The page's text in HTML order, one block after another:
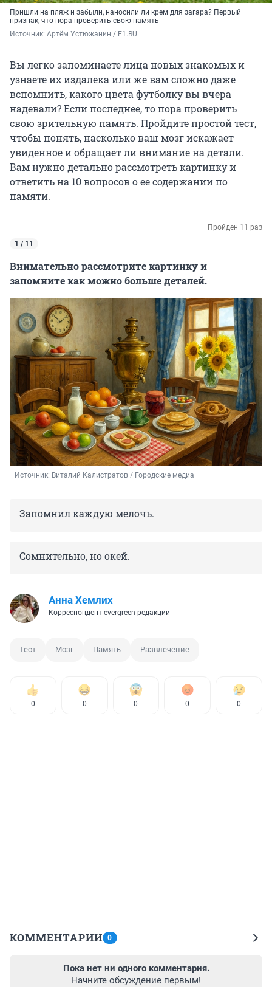
Пришли на пляж и забыли, наносили ли крем для загара? Первый
признак, что пора проверить свою память
Источник: Артём Устюжанин / E1.RU
Вы легко запоминаете лица новых знакомых и
узнаете их издалека или же вам сложно даже
вспомнить, какого цвета футболку вы вчера
надевали? Если последнее, то пора проверить
свою зрительную память. Пройдите простой тест,
чтобы понять, насколько ваш мозг искажает
увиденное и обращает ли внимание на детали.
Вам нужно детально рассмотреть картинку и
ответить на 10 вопросов о ее содержании по
памяти.
Пройден 11 раз
1 / 11
Внимательно рассмотрите картинку и
запомните как можно больше деталей.
Источник: Виталий Калистратов / Городские медиа
Запомнил каждую мелочь.
Сомнительно, но окей.
Анна Хемлих
Корреспондент evergreen-редакции
Тест Мозг Память Развлечение
0 0 0 0 0
КОММЕНТАРИИ 0
Пока нет ни одного комментария.
Начните обсуждение первым!